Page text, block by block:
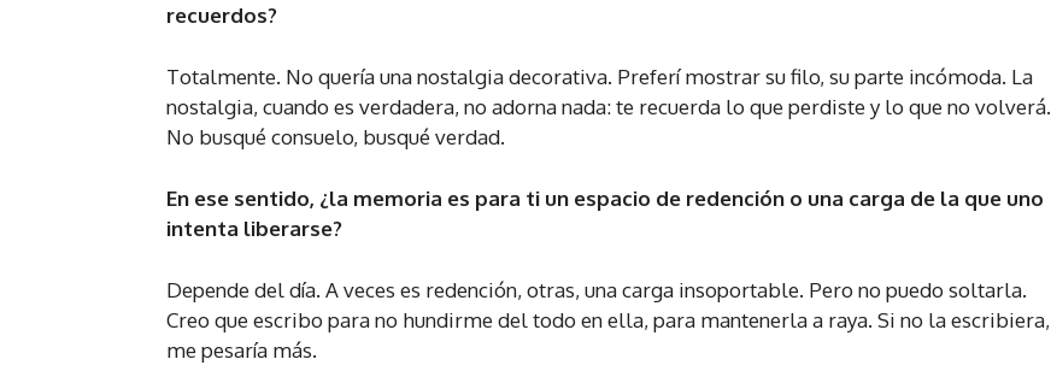
recuerdos?
Totalmente. No quería una nostalgia decorativa. Preferí mostrar su filo, su parte incómoda. La
nostalgia, cuando es verdadera, no adorna nada: te recuerda lo que perdiste y lo que no volverá.
No busqué consuelo, busqué verdad.
En ese sentido, ¿la memoria es para ti un espacio de redención o una carga de la que uno
intenta liberarse?
Depende del día. A veces es redención, otras, una carga insoportable. Pero no puedo soltarla.
Creo que escribo para no hundirme del todo en ella, para mantenerla a raya. Si no la escribiera,
me pesaría más.